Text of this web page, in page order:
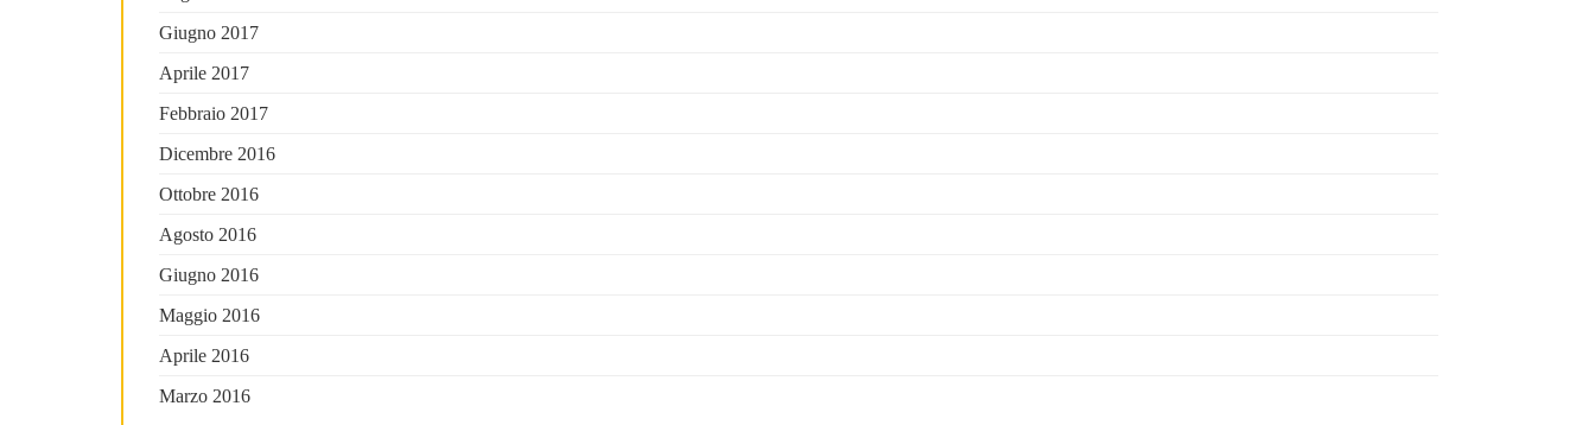
Giugno 2017
Aprile 2017
Febbraio 2017
Dicembre 2016
Ottobre 2016
Agosto 2016
Giugno 2016
Maggio 2016
Aprile 2016
Marzo 2016